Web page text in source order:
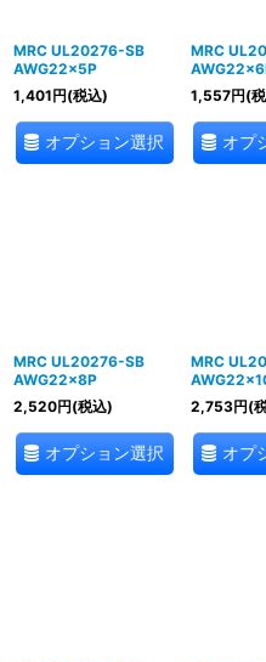
MRC UL20276-SB
AWG22×5P
1,401円(税込)
オプション選択
MRC
1,557円(
オプ
MRC UL20276-SB
AWG22×8P
2,520円(税込)
オプション選択
MRC
2,753円(
オプ